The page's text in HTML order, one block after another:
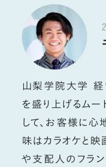
山梨学院大学 経
を盛り上げるムー
して、お客様に心
味はカラオケと映
や支配人のフラン